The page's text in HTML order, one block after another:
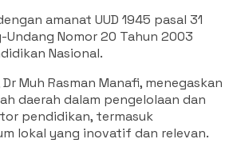
amanat UUD 1945 pasal 31
Undang Nomor 20 Tahun 2003
Nasional.
Muh Rasman Manafi, menegaskan
daerah dalam pengelolaan dan
pendidikan, termasuk
lokal yang inovatif dan relevan.